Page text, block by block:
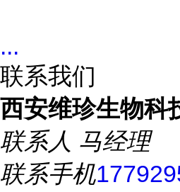
...
联系我们
西安维珍生物科
联系人 马经理
联系手机